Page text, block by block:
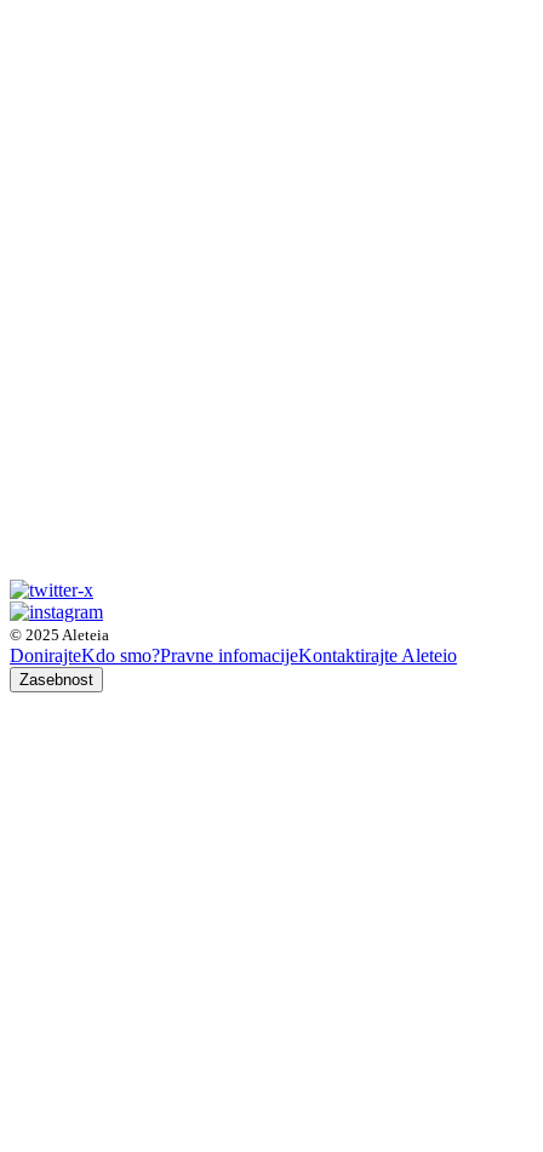
© 2025 Aleteia
DonirajteKdo smo?Pravne infomacijeKontaktirajte Aleteio
Zasebnost